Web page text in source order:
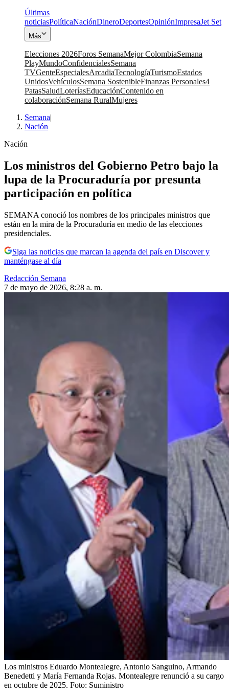
Últimas
noticiasPolíticaNaciónDineroDeportesOpiniónImpresaJet Set
Más
Elecciones 2026Foros SemanaMejor ColombiaSemana
PlayMundoConfidencialesSemana
TVGenteEspecialesArcadiaTecnologíaTurismoEstados
UnidosVehículosSemana SostenibleFinanzas Personales4
PatasSaludLoteríasEducaciónContenido en
colaboraciónSemana RuralMujeres
Semana|
Nación
Nación
Los ministros del Gobierno Petro bajo la
lupa de la Procuraduría por presunta
participación en política
SEMANA conoció los nombres de los principales ministros que
están en la mira de la Procuraduría en medio de las elecciones
presidenciales.
Siga las noticias que marcan la agenda del país en Discover y
manténgase al día
Redacción Semana
7 de mayo de 2026, 8:28 a. m.
Los ministros Eduardo Montealegre, Antonio Sanguino, Armando
Benedetti y María Fernanda Rojas. Montealegre renunció a su cargo
en octubre de 2025. Foto: Suministro